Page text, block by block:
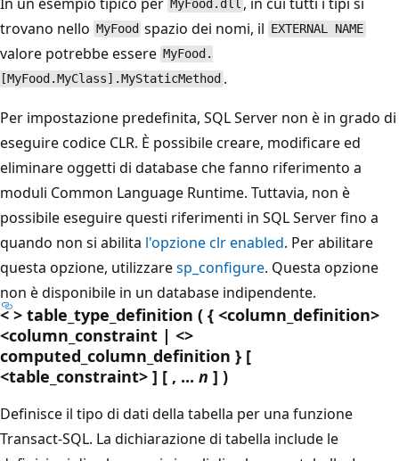
MyFood.dll
trovano nello MyFood spazio dei nomi, il EXTERNAL NAME
valore potrebbe essere MyFood.
[MyFood.MyClass].MyStaticMethod .
Per impostazione predefinita, SQL Server non è in grado di
eseguire codice CLR. È possibile creare, modificare ed
eliminare oggetti di database che fanno riferimento a
moduli Common Language Runtime. Tuttavia, non è
possibile eseguire questi riferimenti in SQL Server fino a
quando non si abilita l'opzione clr enabled. Per abilitare
questa opzione, utilizzaresp_configure. Questa opzione
non è disponibile in un database indipendente.
< > table_type_definition ( { <column_definition>
<column_constraint | <>
computed_column_definition } [
<table_constraint> ] [ , ... n ] )
Definisce il tipo di dati della tabella per una funzione
Transact-SQL. La dichiarazione di tabella include le